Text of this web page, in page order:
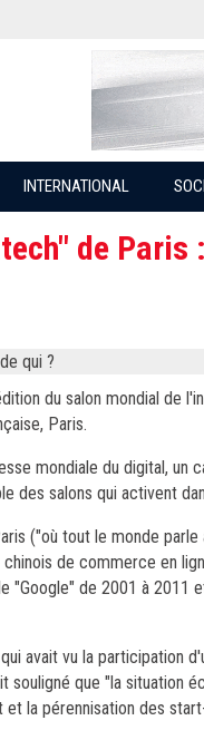
INTERNATIONAL
de Paris
du salon mondial de
Paris.
mondiale du digital, un
salons qui activent
("où tout le monde
de commerce en
"Google" de 2001 à
avait vu la participation
que "la situation
la pérennisation des